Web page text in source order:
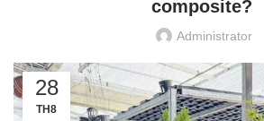
composite?
Administrator
28
TH8